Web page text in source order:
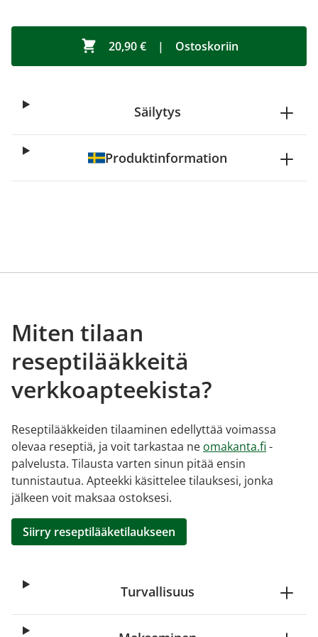
20,90 € | Ostoskoriin
Säilytys
Produktinformation
Miten tilaan
reseptilääkkeitä
verkkoapteekista?
Reseptilääkkeiden tilaaminen edellyttää voimassa
olevaa reseptiä, ja voit tarkastaa ne omakanta.fi -
palvelusta. Tilausta varten sinun pitää ensin
tunnistautua. Apteekki käsittelee tilauksesi, jonka
jälkeen voit maksaa ostoksesi.
Siirry reseptilääketilaukseen
Turvallisuus